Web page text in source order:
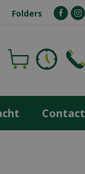
Folders
Contact